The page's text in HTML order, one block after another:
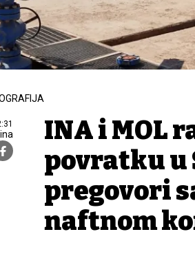
INA i MOL
povratku
pregovori
naftnom